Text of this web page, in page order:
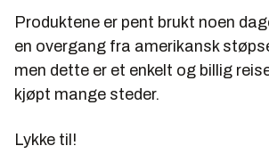
Produktene er pent brukt noen
en overgang fra amerikansk
men dette er et enkelt og billig
kjøpt mange steder.
Lykke til!